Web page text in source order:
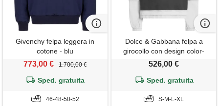
Givenchy felpa leggera in
cotone - blu
773,00 € 1.700,00 €
Sped. gratuita
46-48-50-52
Dolce & Gabbana felpa a
girocollo con design color-
block - grigio
526,00 €
Sped. gratuita
S-M-L-XL